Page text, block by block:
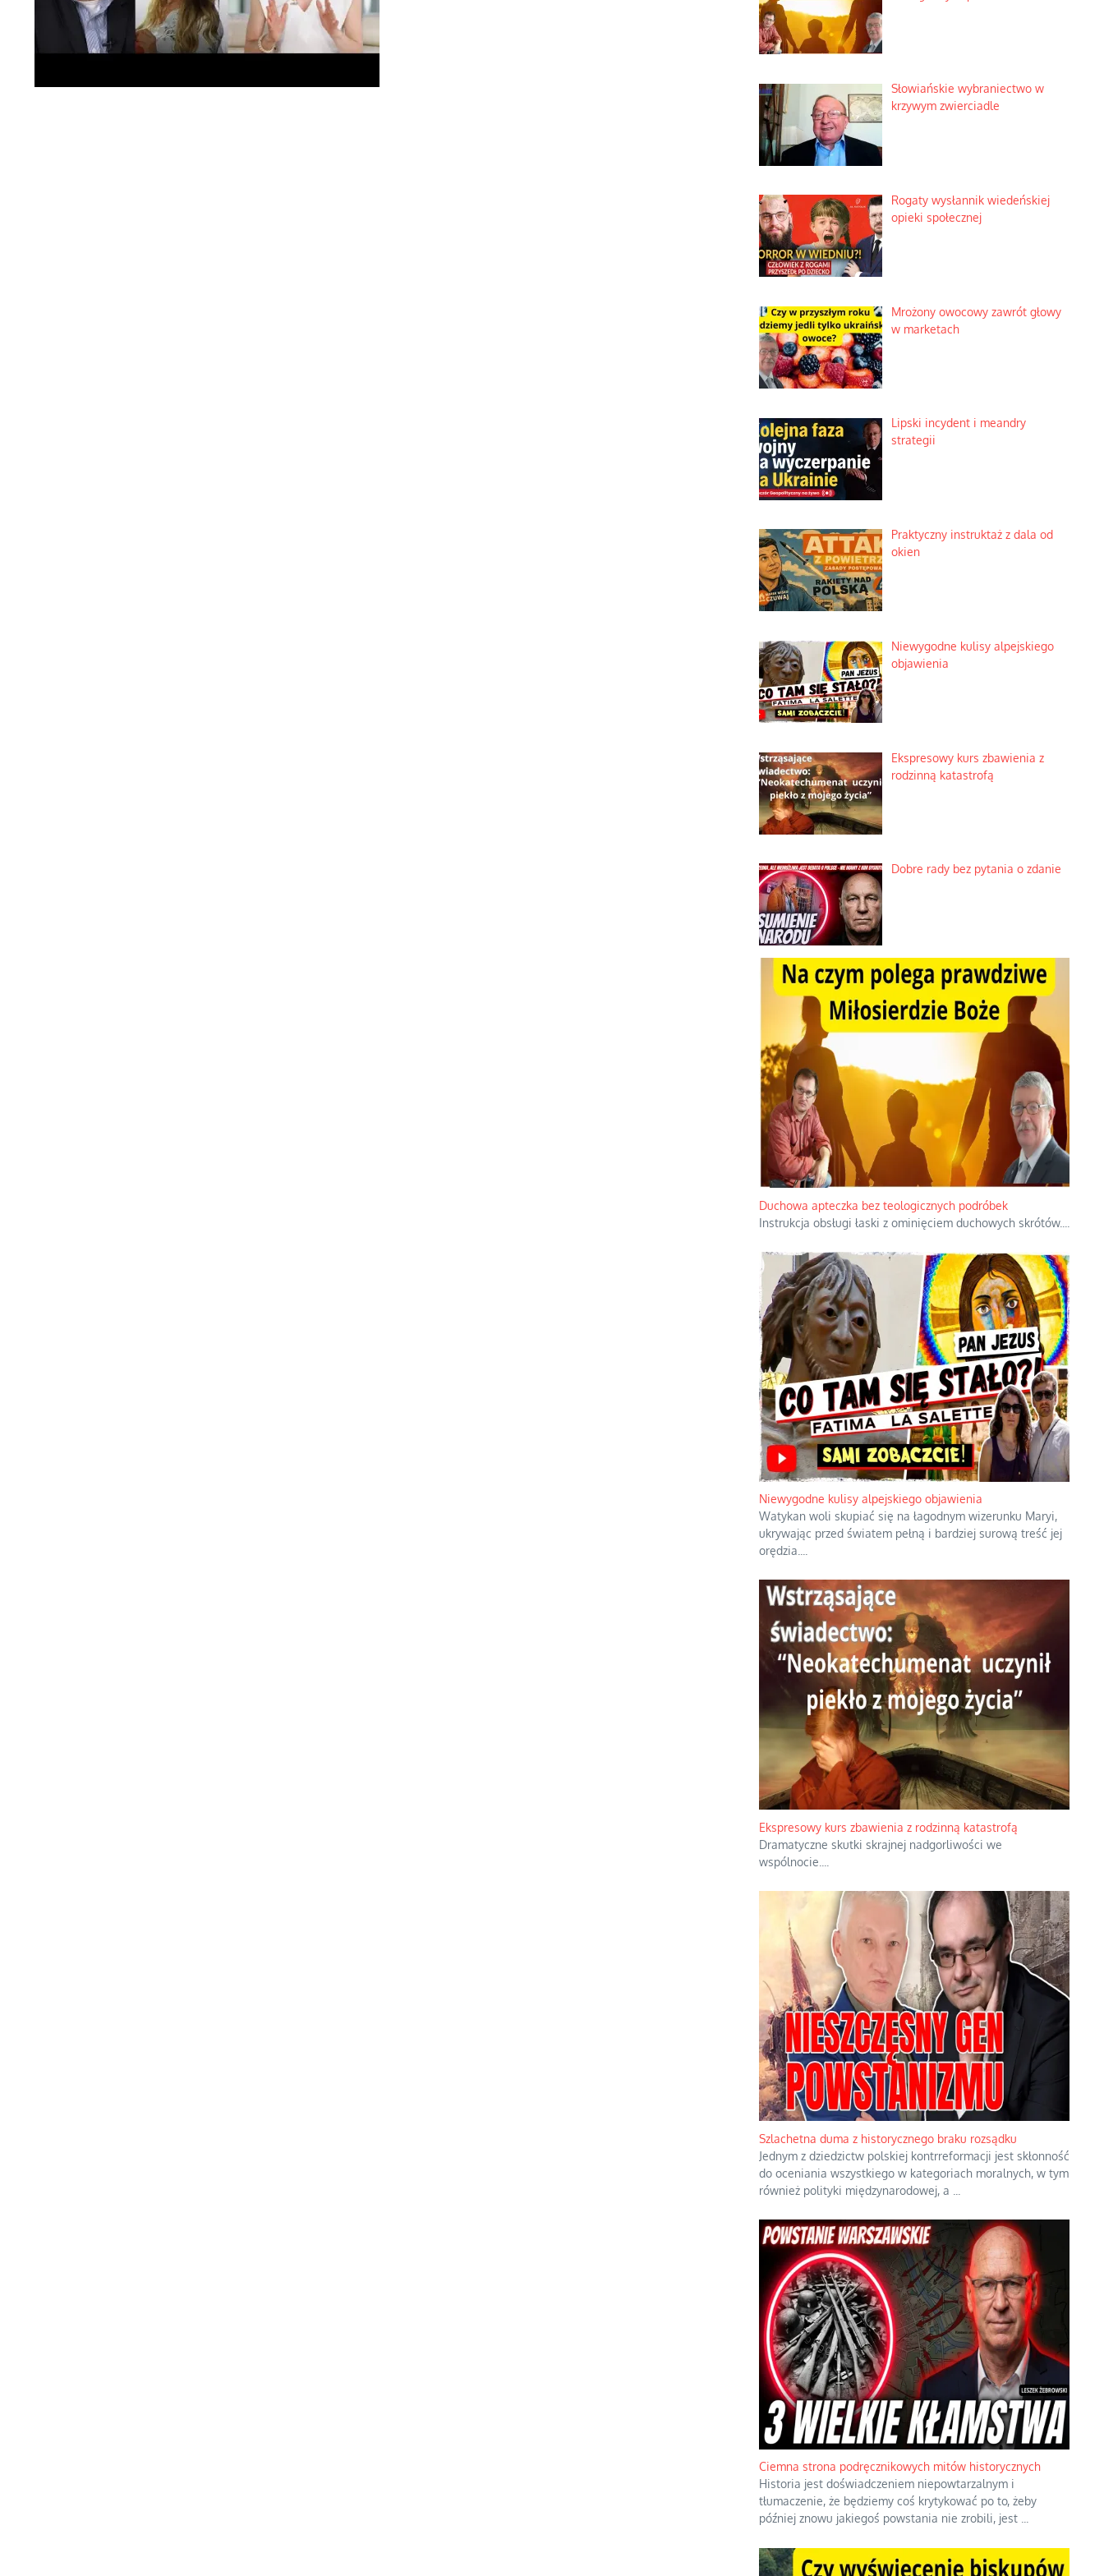
Słowiańskie wybraniectwo w
krzywym zwierciadle
Rogaty wysłannik wiedeńskiej
opieki społecznej
Mrożony owocowy zawrót głowy
w marketach
Lipski incydent i meandry
strategii
Praktyczny instruktaż z dala od
okien
Niewygodne kulisy alpejskiego
objawienia
Ekspresowy kurs zbawienia z
rodzinną katastrofą
Dobre rady bez pytania o zdanie
Duchowa apteczka bez teologicznych podróbek
Instrukcja obsługi łaski z ominięciem duchowych skrótów.
Niewygodne kulisy alpejskiego objawienia
Watykan woli skupiać się na łagodnym wizerunku Maryi,
ukrywając przed światem pełną i bardziej surową treść jej
orędzia.
Ekspresowy kurs zbawienia z rodzinną katastrofą
Dramatyczne skutki skrajnej nadgorliwości we
wspólnocie.
Szlachetna duma z historycznego braku rozsądku
Jednym z dziedzictw polskiej kontrreformacji jest skłonność
do oceniania wszystkiego w kategoriach moralnych, w tym
również polityki międzynarodowej, a
Ciemna strona podręcznikowych mitów historycznych
Historia jest doświadczeniem niepowtarzalnym i
tłumaczenie, że będziemy coś krytykować po to, żeby
później znowu jakiegoś powstania nie zrobili, jest